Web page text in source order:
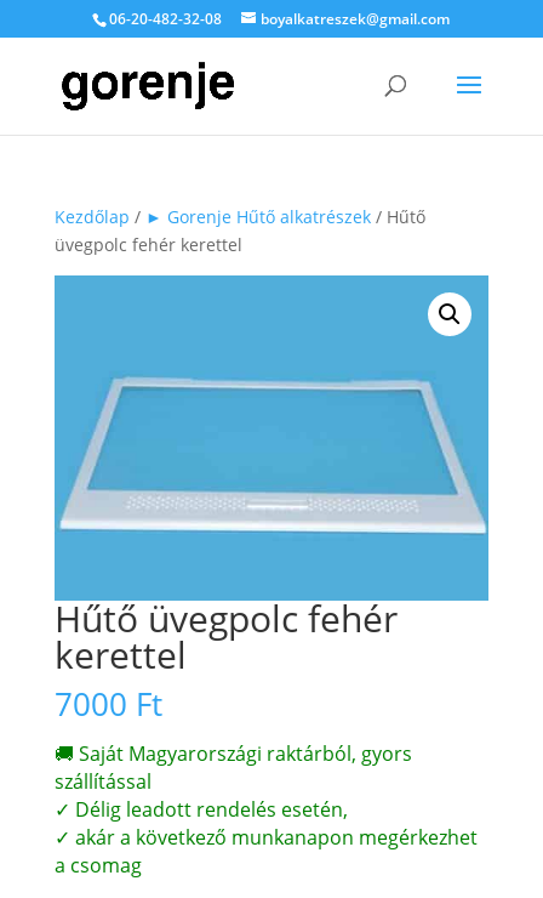
06-20-482-32-08 boyalkatreszek@gmail.com
Kezdőlap / ► Gorenje Hűtő alkatrészek/ Hűtő
üvegpolc fehér kerettel
Hűtő üvegpolc fehér
kerettel
7000 Ft
🚚 Saját Magyarországi raktárból, gyors
szállítással
✓ Délig leadott rendelés esetén,
✓ akár a következő munkanapon megérkezhet
a csomag